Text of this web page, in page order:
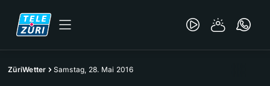
ZüriWetter Samstag, 28. Mai 2016